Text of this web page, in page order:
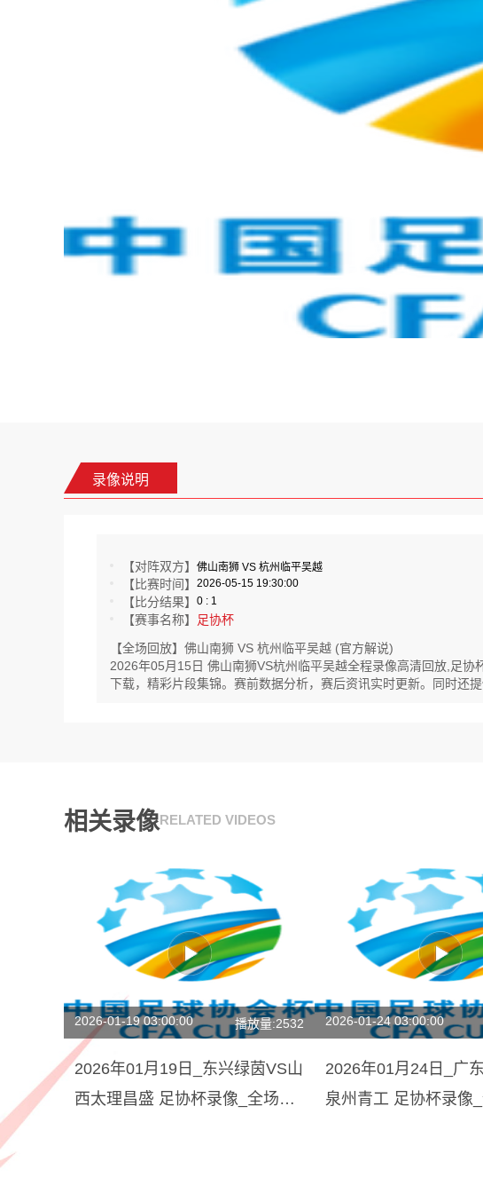
录像说明
【对阵双方】 佛山南狮 VS 杭州临平吴越
【比赛时间】 2026-05-15 19:30:00
【比分结果】 0 : 1
【赛事名称】
足协杯
【全场回放】佛山南狮 VS 杭州临平吴越 (官方解说)
2026年05月15日 佛山南狮VS杭州临平吴越全程录像高清回放,足
下载，精彩片段集锦。赛前数据分析，赛后资讯实时更新。同时还
相关录像RELATED VIDEOS
2026-01-19 03:00:00 播放量:2532
2026年01月19日_东兴绿茵VS山
西太理昌盛 足协杯录像_全场录
2026-01-24 03:00:00
2026年01月24日_广
泉州青工 足协杯录像